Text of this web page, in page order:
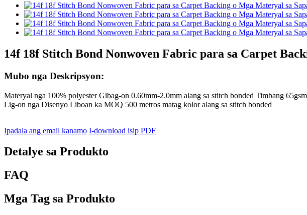
14f 18f Stitch Bond Nonwoven Fabric para sa Carpet
Mubo nga Deskripsyon:
Materyal nga 100% polyester Gibag-on 0.60mm-2.0mm alang sa stitch bonded Timbang
Lig-on nga Disenyo Liboan ka MOQ 500 metros matag kolor alang sa stitch bonded
Ipadala ang email kanamo I-download isip PDF
Detalye sa Produkto
FAQ
Mga Tag sa Produkto